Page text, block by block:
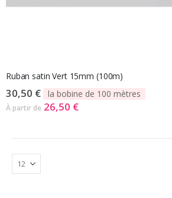
Ruban satin Vert 15mm (100m)
30,50 € la bobine de 100 mètres
À partir de 26,50 €